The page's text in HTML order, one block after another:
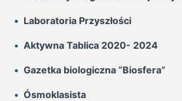
Laboratoria Przyszłości
Aktywna Tablica 2020- 2024
Gazetka biologiczna “Biosfera”
Ósmoklasista